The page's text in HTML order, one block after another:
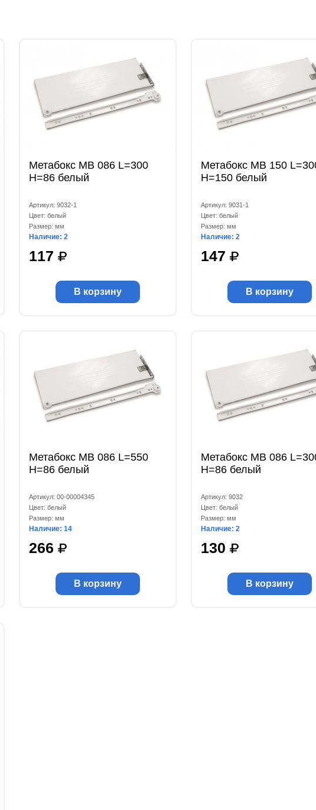
Метабокс МВ 086 L=300
Н=86 белый
Артикул: 9032-1
Цвет: белый
Размер: мм
Наличие: 2
117
В корзину
Метабокс МВ 150
Н=150 белый
Артикул: 9031-1
Цвет: белый
Размер: мм
Наличие: 2
147
В корзину
Метабокс МВ 086 L=550
Н=86 белый
Артикул: 00-00004345
Цвет: белый
Размер: мм
Наличие: 14
266
В корзину
Метабокс МВ 086
Н=86 белый
Артикул: 9032
Цвет: белый
Размер: мм
Наличие: 2
130
В корзину